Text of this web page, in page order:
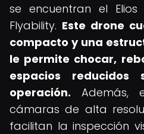
se encuentran el
Flyability. Este drone
compacto y una
le permite chocar,
espacios reducidos
operación. Además,
cámaras de alta
facilitan la inspección